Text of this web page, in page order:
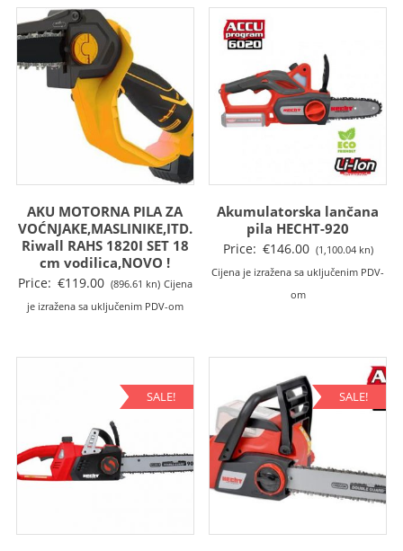
AKU MOTORNA PILA ZA
VOĆNJAKE,MASLINIKE,ITD.
Riwall RAHS 1820I SET 18
cm vodilica,NOVO !
Price: €119.00 (896.61 kn) Cijena
je izražena sa uključenim PDV-om
Akumulatorska lančana
pila HECHT-920
Price: €146.00 (1,100.04 kn)
Cijena je izražena sa uključenim PDV-
om
SALE! SALE!